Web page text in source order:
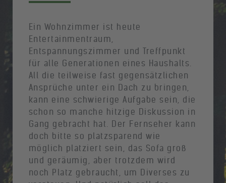
Ein Wohnzimmer ist heute
Entertainmentraum,
Entspannungszimmer und Treffpunkt
für alle Generationen eines Haushalts.
All die teilweise fast gegensätzlichen
Ansprüche unter ein Dach zu bringen,
kann eine schwierige Aufgabe sein, die
schon so manche hitzige Diskussion in
Gang gebracht hat. Der Fernseher kann
doch bitte so platzsparend wie
möglich platziert sein, das Sofa groß
und geräumig, aber trotzdem wird
noch Platz gebraucht, um Diverses zu